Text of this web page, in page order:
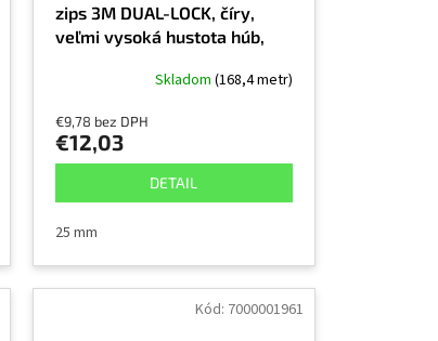
zips 3M DUAL-LOCK, číry,
veľmi vysoká hustota húb,
exteriér a interiér
Skladom (168,4 metr)
€9,78 bez DPH
€12,03
DETAIL
25 mm
Kód: 7000001961